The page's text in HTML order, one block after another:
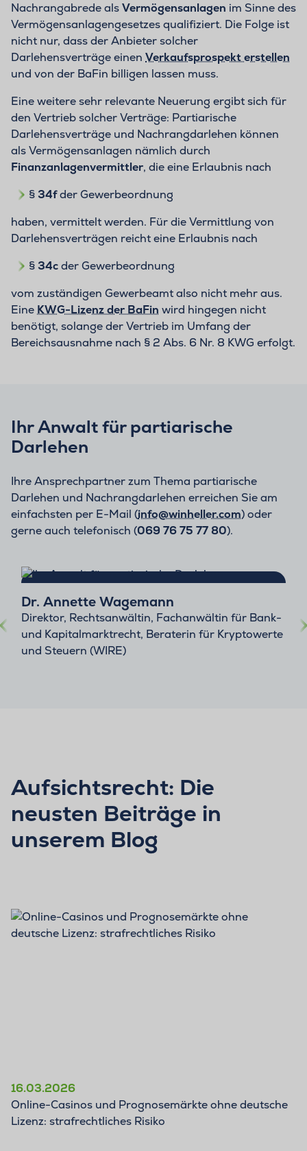
Nachrangabrede alsVermögensanlagen im Sinne des
Vermögensanlagengesetzes qualifiziert. Die Folge ist
nicht nur, dass der Anbieter solcher
Darlehensverträge einen Verkaufsprospekt erstellen
und von der BaFin billigen lassen muss.
Eine weitere sehr relevante Neuerung ergibt sich für
den Vertrieb solcher Verträge: Partiarische
Darlehensverträge und Nachrangdarlehen können
als Vermögensanlagen nämlich durch
Finanzanlagenvermittler, die eine Erlaubnis nach
§34fder Gewerbeordnung
haben, vermittelt werden. Für die Vermittlung von
Darlehensverträgen reicht eine Erlaubnis nach
§34cder Gewerbeordnung
vom zuständigen Gewerbeamt also nicht mehr aus.
Eine KWG-Lizenz der BaFin wird hingegen nicht
benötigt, solange der Vertrieb im Umfang der
Bereichsausnahme nach § 2 Abs. 6 Nr. 8 KWG erfolgt.
Ihr Anwalt für partiarische
Darlehen
Ihre Ansprechpartner zum Thema partiarische
Darlehen und Nachrangdarlehen erreichen Sie am
einfachsten per E-Mail (info@winheller.com) oder
gerne auch telefonisch (069 76 75 77 80).
Dr. Annette Wagemann
Direktor, Rechtsanwältin, Fachanwältin für Bank-
und Kapitalmarktrecht, Beraterin für Kryptowerte
und Steuern (WIRE)
Aufsichtsrecht: Die
neusten Beiträge in
unserem Blog
BLOG
16.03.2026
Online-Casinos und Prognosemärkte ohne deutsche
Lizenz: strafrechtliches Risiko